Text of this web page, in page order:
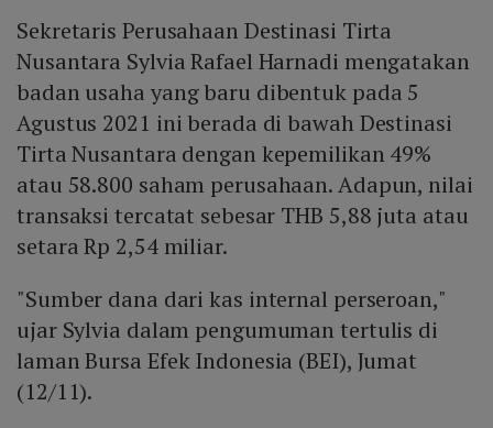
Sekretaris Perusahaan Destinasi Tirta
Nusantara Sylvia Rafael Harnadi mengatakan
badan usaha yang baru dibentuk pada 5
Agustus 2021 ini berada di bawah Destinasi
Tirta Nusantara dengan kepemilikan 49%
atau 58.800 saham perusahaan. Adapun, nilai
transaksi tercatat sebesar THB 5,88 juta atau
setara Rp 2,54 miliar.
"Sumber dana dari kas internal perseroan,"
ujar Sylvia dalam pengumuman tertulis di
laman Bursa Efek Indonesia (BEI), Jumat
(12/11).